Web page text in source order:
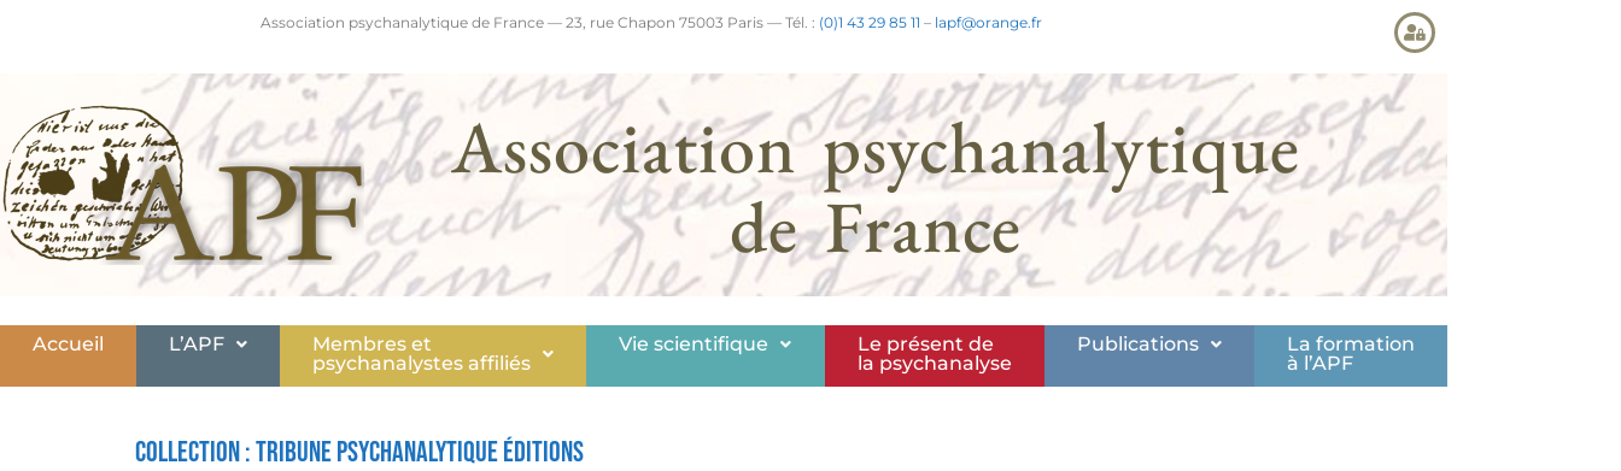
Association psychanalytique de France — 23, rue Chapon 75003 Paris — Tél. : (0)1 43 29 85 11 – lapf@orange.fr
Association psychanalytique
de France
Accueil L’APF
Membres et
psychanalystes affiliés
Vie scientifique
Le présent de
la psychanalyse
Publications
La formation
à l’APF
Collection :Tribune psychanalytique éditions